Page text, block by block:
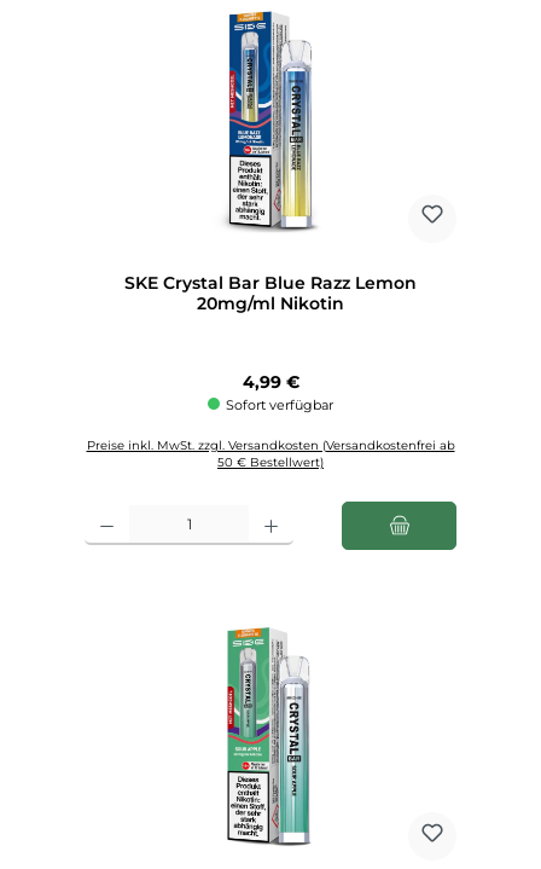
SKE Crystal Bar Blue Razz Lemon
20mg/ml Nikotin
Regulärer Preis:
4,99 €
Sofort verfügbar
Preise inkl. MwSt. zzgl. Versandkosten (Versandkostenfrei ab
50 € Bestellwert)